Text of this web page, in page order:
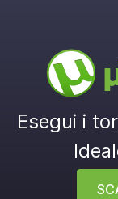
µ
Esegui i